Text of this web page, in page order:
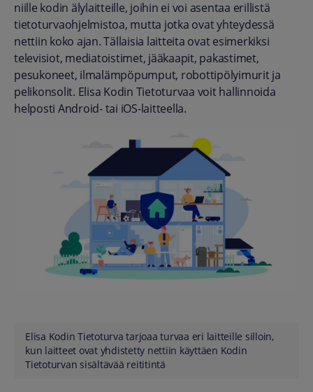
niille kodin älylaitteille, joihin ei voi asentaa erillistä
tietoturvaohjelmistoa, mutta jotka ovat yhteydessä
nettiin koko ajan. Tällaisia laitteita ovat esimerkiksi
televisiot, mediatoistimet, jääkaapit, pakastimet,
pesukoneet, ilmalämpöpumput, robottipölyimurit ja
pelikonsolit. Elisa Kodin Tietoturvaa voit hallinnoida
helposti Android- tai iOS-laitteella.
Elisa Kodin Tietoturva tarjoaa turvaa eri laitteille silloin,
kun laitteet ovat yhdistetty nettiin käyttäen Kodin
Tietoturvan sisältävää reititintä